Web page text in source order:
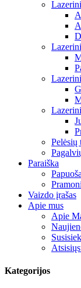
Pelėsių
Paraiška
Vaizdo įrašas
Apie mus
Apie
Kategorijos